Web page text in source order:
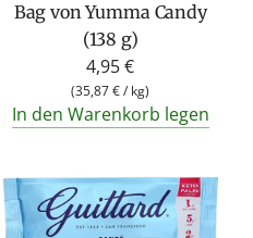
Bag von Yumma Candy
(138 g)
4,95 €
(35,87 €/ kg)
In den Warenkorb legen